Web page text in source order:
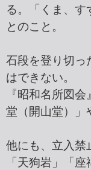
る。「くま、す
とのこと。
石段を登り切っ
はできない。
『昭和名所図
堂（開山堂）」
他にも、立入禁
「天狗岩」「